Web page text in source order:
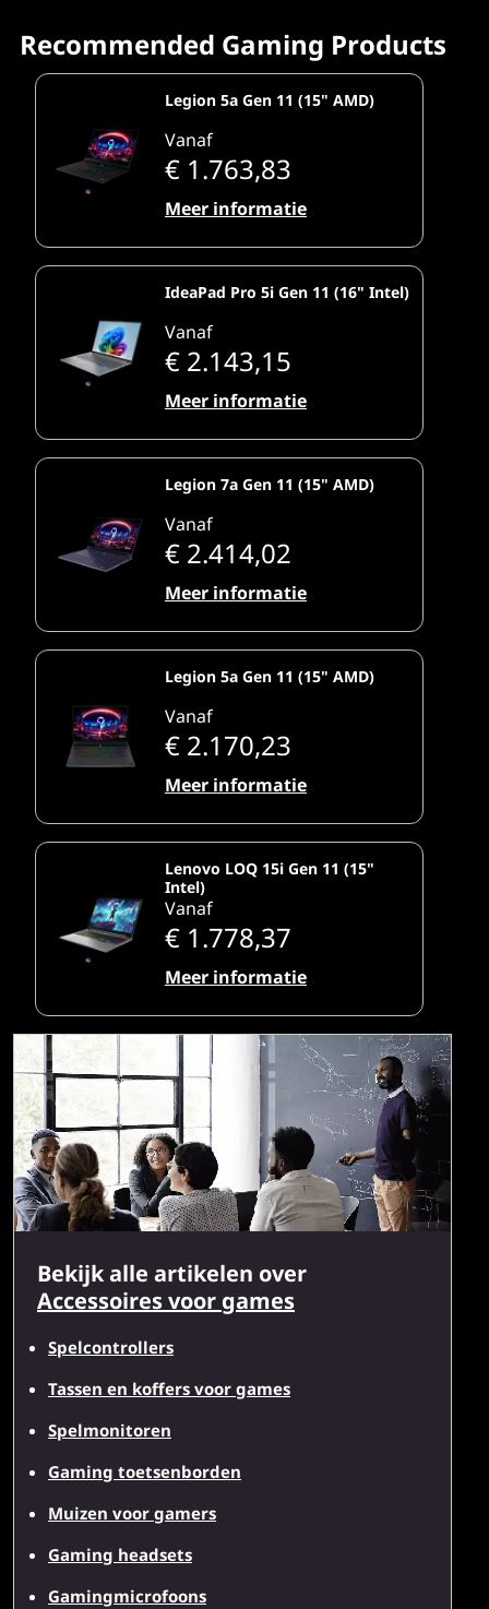
Recommended Gaming Products
Legion 5a Gen 11 (15" AMD)
Vanaf
€ 1.763,83
Meer informatie
IdeaPad Pro 5i Gen 11 (16" Intel)
Vanaf
€ 2.143,15
Meer informatie
Legion 7a Gen 11 (15" AMD)
Vanaf
€ 2.414,02
Meer informatie
Legion 5a Gen 11 (15" AMD)
Vanaf
€ 2.170,23
Meer informatie
Lenovo LOQ 15i Gen 11 (15"
Intel)
Vanaf
€ 1.778,37
Meer informatie
Bekijk alle artikelen over
Accessoires voor games
Spelcontrollers
Tassen en koffers voor games
Spelmonitoren
Gaming toetsenborden
Muizen voor gamers
Gaming headsets
Gamingmicrofoons